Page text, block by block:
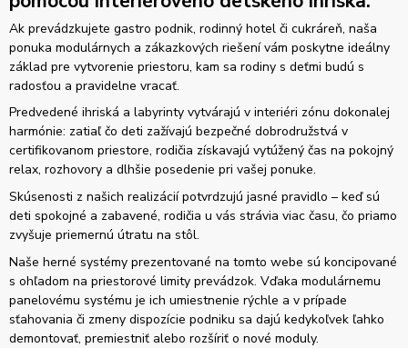
Ak prevádzkujete gastro podnik, rodinný hotel či cukráreň, naša
ponuka modulárnych a zákazkových riešení vám poskytne ideálny
základ pre vytvorenie priestoru, kam sa rodiny s deťmi budú s
radosťou a pravidelne vracať.
Predvedené ihriská a labyrinty vytvárajú v interiéri zónu dokonalej
harmónie: zatiaľ čo deti zažívajú bezpečné dobrodružstvá v
certifikovanom priestore, rodičia získavajú vytúžený čas na pokojný
relax, rozhovory a dlhšie posedenie pri vašej ponuke.
Skúsenosti z našich realizácií potvrdzujú jasné pravidlo – keď sú
deti spokojné a zabavené, rodičia u vás strávia viac času, čo priamo
zvyšuje priemernú útratu na stôl.
Naše herné systémy prezentované na tomto webe sú koncipované
s ohľadom na priestorové limity prevádzok. Vďaka modulárnemu
panelovému systému je ich umiestnenie rýchle a v prípade
sťahovania či zmeny dispozície podniku sa dajú kedykoľvek ľahko
demontovať, premiestniť alebo rozšíriť o nové moduly.